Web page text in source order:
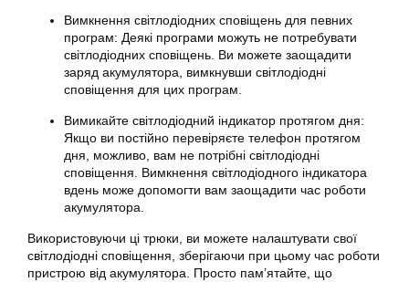
Вимкнення світлодіодних сповіщень для певних
програм: Деякі програми можуть не потребувати
світлодіодних сповіщень. Ви можете заощадити
заряд акумулятора, вимкнувши світлодіодні
сповіщення для цих програм.
Вимикайте світлодіодний індикатор протягом дня:
Якщо ви постійно перевіряєте телефон протягом
дня, можливо, вам не потрібні світлодіодні
сповіщення. Вимкнення світлодіодного індикатора
вдень може допомогти вам заощадити час роботи
акумулятора.
Використовуючи ці трюки, ви можете налаштувати свої
світлодіодні сповіщення, зберігаючи при цьому час роботи
пристрою від акумулятора. Просто пам’ятайте, що